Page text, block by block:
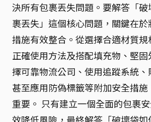
決所有包裹丟失問題。要解答「
裹丟失」這個核心問題，關鍵在
措施有效整合。從選擇合適材質規
正確使用方法及搭配填充物、堅
擇可靠物流公司、使用追蹤系統、
甚至應用防偽標籤等附加安全措
重要。 只有建立一個全面的包裹